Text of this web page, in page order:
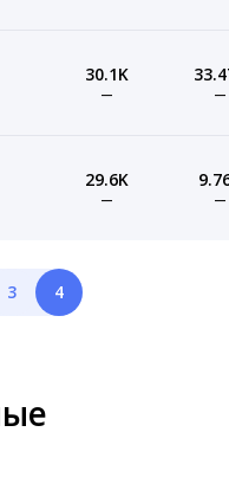
30.1K
— —
29.6K
— —
3 4